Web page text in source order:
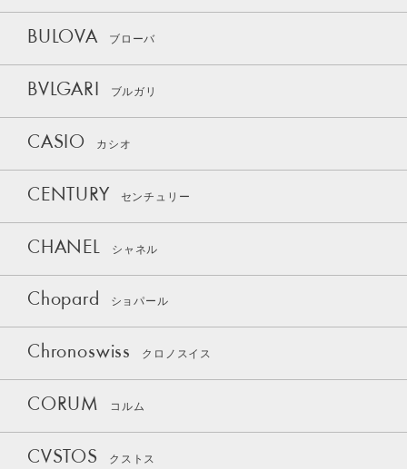
BULOVA ブローバ
BVLGARI ブルガリ
CASIO カシオ
CENTURY センチュリー
CHANEL シャネル
Chopard ショパール
Chronoswiss クロノスイス
CORUM コルム
CVSTOS クストス